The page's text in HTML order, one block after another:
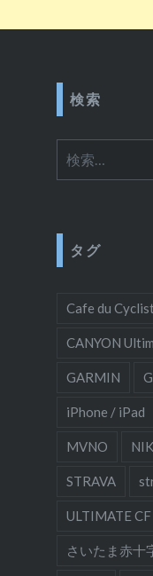
検索
索:
タグ
Cafe du
CANYON
GARMIN
iPhone / iPad
MVNO
STRAVA
ULTIMATE CF
さいたま赤十